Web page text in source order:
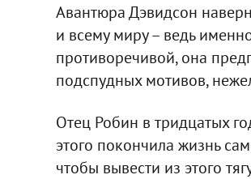
Авантюра Дэвидсон
и всему миру – ведь
противоречивой, она
подспудных мотивов,
Отец Робин в тридцатых
этого покончила жизнь
чтобы вывести из этого